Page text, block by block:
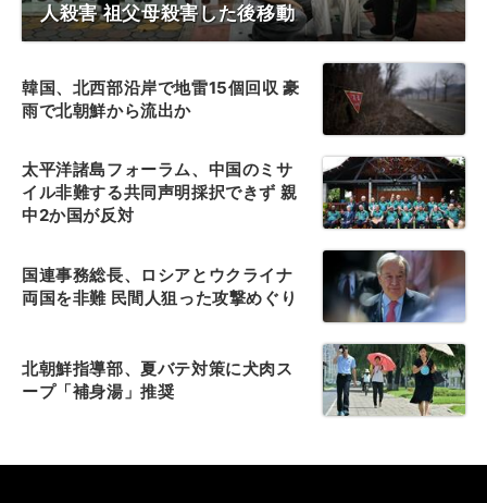
人殺害 祖父母殺害した後移動
韓国、北西部沿岸で地雷15個回収 豪
雨で北朝鮮から流出か
太平洋諸島フォーラム、中国のミサ
イル非難する共同声明採択できず 親
中2か国が反対
国連事務総長、ロシアとウクライナ
両国を非難 民間人狙った攻撃めぐり
北朝鮮指導部、夏バテ対策に犬肉ス
ープ「補身湯」推奨